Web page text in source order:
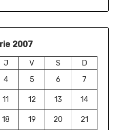
2007
J V S
D
4 5 6 7
11 12 13 14
18 19 20 21